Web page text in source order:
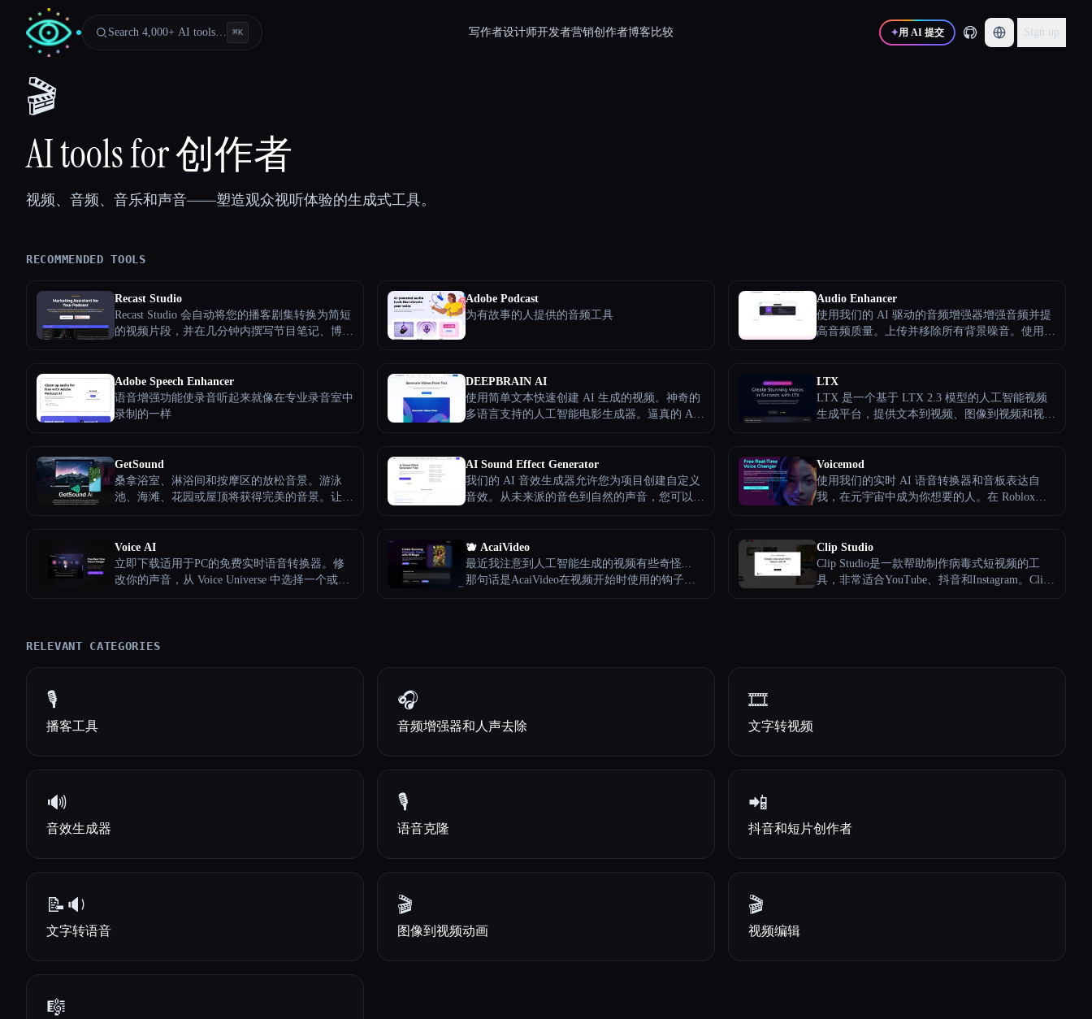
Search 4,000+ AI tools… ⌘K 写作者设计师开发者营销创作者博客 比较 ✦用 AI 提交 Sign up
🎬
AI tools for 创作者
视频、音频、音乐和声音——塑造观众视听体验的生成式工具。
RECOMMENDED TOOLS
Recast Studio
Recast Studio 会自动将您的播客剧集转换为简短
的视频片段，并在几分钟内撰写节目笔记、博客
人入胜的社交媒体帖子 → 一封包含该剧集关键
要点的电子邮件 → 按主题分类的主要亮点
Adobe Podcast
为有故事的人提供的音频工具
Audio Enhancer
使用我们的 AI 驱动的音频增强器增强音频并提
高音频质量。上传并移除所有背景噪音。使用我
的音质。
Adobe Speech Enhancer
语音增强功能使录音听起来就像在专业录音室中
录制的一样
DEEPBRAIN AI
使用简单文本快速创建 AI 生成的视频。神奇的
多语言支持的人工智能电影生成器。逼真的 AI
本转视频，大规模加速您的视频项目。
LTX
LTX 是一个基于 LTX 2.3 模型的人工智能视频
生成平台，提供文本到视频、图像到视频和视频
高质量视频，使所有创作者都能轻松高效地创作
AI 视频。
GetSound
桑拿浴室、淋浴间和按摩区的放松音景。游泳
池、海滩、花园或屋顶将获得完美的音景。让您
AI Sound Effect Generator
我们的 AI 音效生成器允许您为项目创建自定义
音效。从未来派的音色到自然的声音，您可以轻
Voicemod
使用我们的实时 AI 语音转换器和音板表达自
我，在元宇宙中成为你想要的人。在 Roblox、
Voice AI
立即下载适用于PC的免费实时语音转换器。修
改你的声音，从 Voice Universe 中选择一个或克
🫐 AcaiVideo
最近我注意到人工智能生成的视频有些奇怪...
那句话是AcaiVideo在视频开始时使用的钩子之
Clip Studio
Clip Studio是一款帮助制作病毒式短视频的工
具，非常适合YouTube、抖音和Instagram。Clip
RELEVANT CATEGORIES
🎙️
播客工具
🎧
音频增强器和人声去除
🎞️
文字转视频
🔊
音效生成器
🎙️
语音克隆
📲
抖音和短片创作者
📝🔉
文字转语音
🎬
图像到视频动画
🎬
视频编辑
🎼